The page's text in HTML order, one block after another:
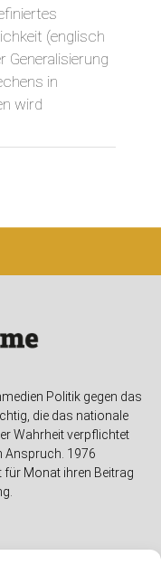
(englisch
Generalisierung
in
wird
Politik gegen das
die das nationale
Wahrheit verpflichtet
Anspruch. 1976
für Monat ihren Beitrag